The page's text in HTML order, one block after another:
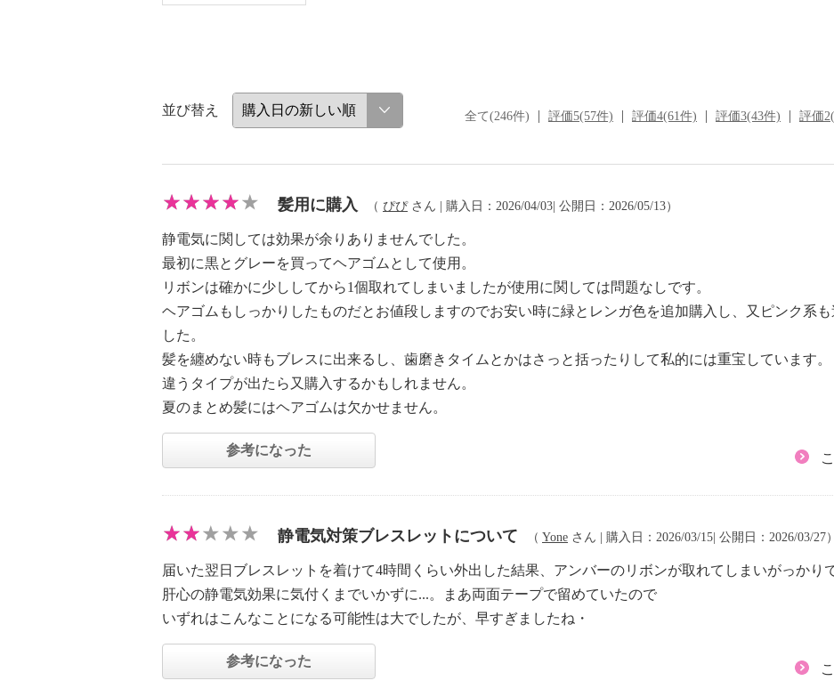
並び替え 全て(246件) 評価5(57件) 評価4(61件) 評価3(43件) 評価
髪用に購入 （ ぴぴさん | 購入日：2026/04/03| 公開日：2026/05/13）
静電気に関しては効果が余りありませんでした。
最初に黒とグレーを買ってヘアゴムとして使用。
リボンは確かに少ししてから1個取れてしまいましたが使用に関しては問題なしです。
ヘアゴムもしっかりしたものだとお値段しますのでお安い時に緑とレンガ色を追加購入し、又ピンク系
した。
髪を纏めない時もブレスに出来るし、歯磨きタイムとかはさっと括ったりして私的には重宝しています。
違うタイプが出たら又購入するかもしれません。
夏のまとめ髪にはヘアゴムは欠かせません。
参考になった
静電気対策ブレスレットについて （ Yone さん | 購入日：2026/03/15| 公開日：2026/03/27）
届いた翌日ブレスレットを着けて4時間くらい外出した結果、アンバーのリボンが取れてしまいがっかり
肝心の静電気効果に気付くまでいかずに...。まあ両面テープで留めていたので
いずれはこんなことになる可能性は大でしたが、早すぎましたね・
参考になった